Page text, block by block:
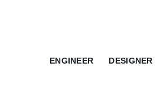
ENGINEER DESIGNER